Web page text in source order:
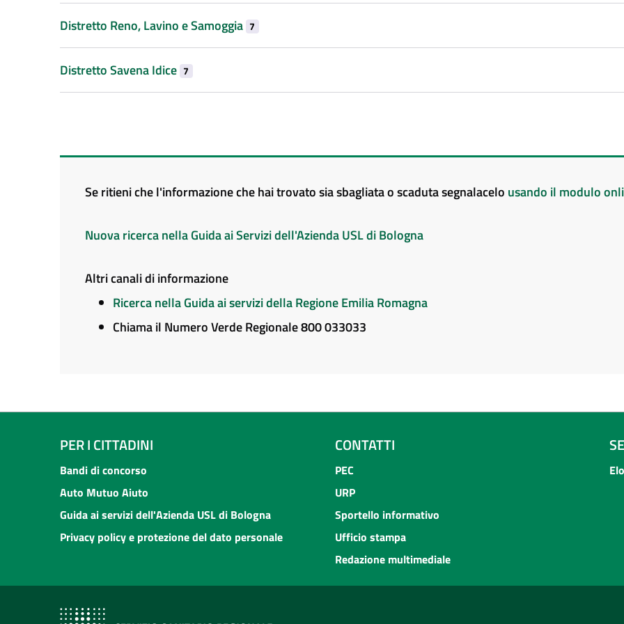
Distretto Reno, Lavino e Samoggia 7
Distretto Savena Idice 7
Se ritieni che l'informazione che hai trovato sia sbagliata o scaduta segnalacelo usando il modulo
Nuova ricerca nella Guida ai Servizi dell'Azienda USL di Bologna
Altri canali di informazione
Ricerca nella Guida ai servizi della Regione Emilia Romagna
Chiama il Numero Verde Regionale 800 033033
PER I CITTADINI
Bandi di concorso
Auto Mutuo Aiuto
Guida ai servizi dell'Azienda USL di Bologna
Privacy policy e protezione del dato personale
CONTATTI
PEC
URP
Sportello informativo
Ufficio stampa
Redazione multimediale